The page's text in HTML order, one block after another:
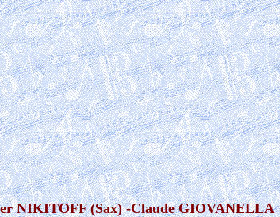
NIKITOFF (Sax) -Claude GIOVANELLA